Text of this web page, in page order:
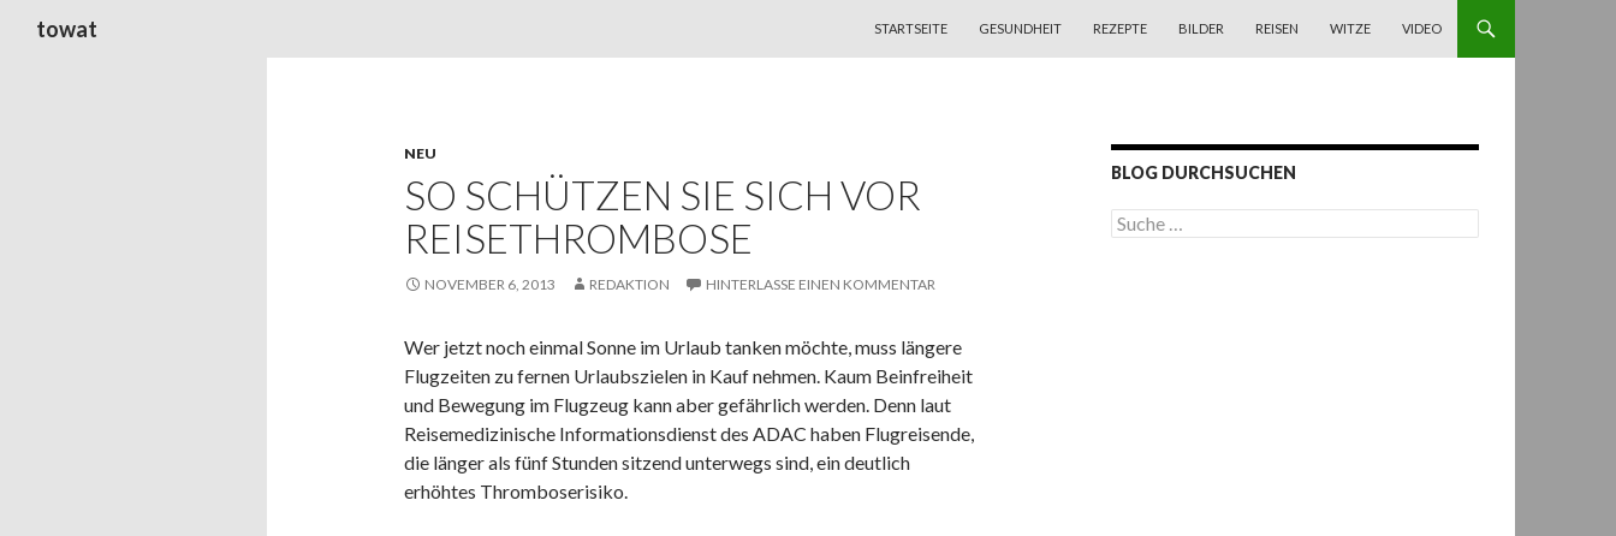
towat
STARTSEITE
GESUNDHEIT REZEPTE BILDER REISEN WITZE VIDEO
NEU
SO SCHÜTZEN SIE SICH VOR
REISETHROMBOSE
NOVEMBER 6, 2013 REDAKTION HINTERLASSE EINEN KOMMENTAR
Wer jetzt noch einmal Sonne im Urlaub tanken möchte, muss längere
Flugzeiten zu fernen Urlaubszielen in Kauf nehmen. Kaum Beinfreiheit
und Bewegung im Flugzeug kann aber gefährlich werden. Denn laut
Reisemedizinische Informationsdienst des ADAC haben Flugreisende,
die länger als fünf Stunden sitzend unterwegs sind, ein deutlich
erhöhtes Thromboserisiko.
BLOG DURCHSUCHEN
S
u